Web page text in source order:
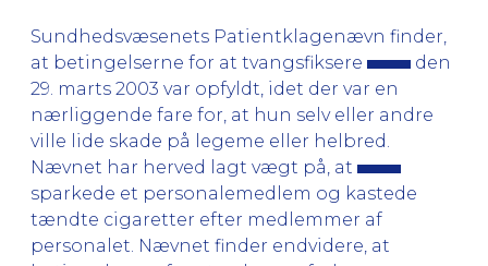
Sundhedsvæsenets Patientklagenævn finder,
at betingelserne for at tvangsfiksere
den
29. marts 2003 var opfyldt, idet der var en
nærliggende fare for, at hun selv eller andre
ville lide skade på legeme eller helbred.
Nævnet har herved lagt vægt på, at
sparkede et personalemedlem og kastede
tændte cigaretter efter medlemmer af
personalet. Nævnet finder endvidere, at